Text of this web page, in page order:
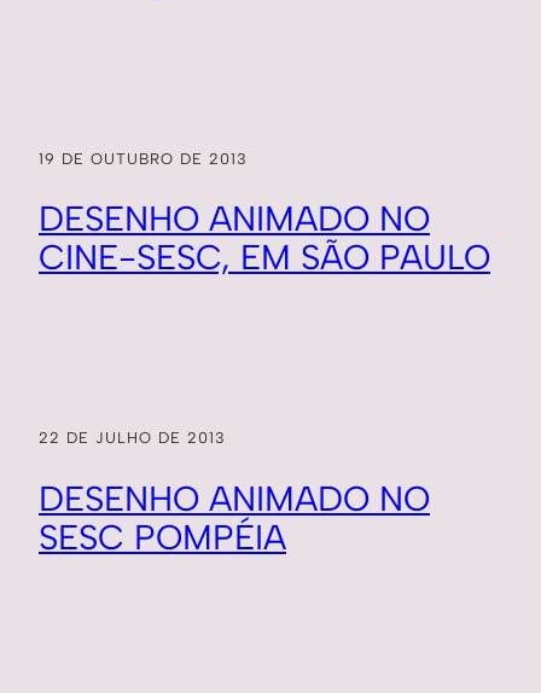
19 DE OUTUBRO DE 2013
DESENHO ANIMADO NO
CINE-SESC, EM SÃO PAULO
22 DE JULHO DE 2013
DESENHO ANIMADO NO
SESC POMPÉIA